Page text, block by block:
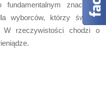
znaczeniu
wyborców, którzy święcie
rzeczywistości chodzi o